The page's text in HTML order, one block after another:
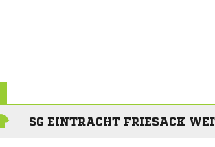
SG EINTRACHT FRIESACK